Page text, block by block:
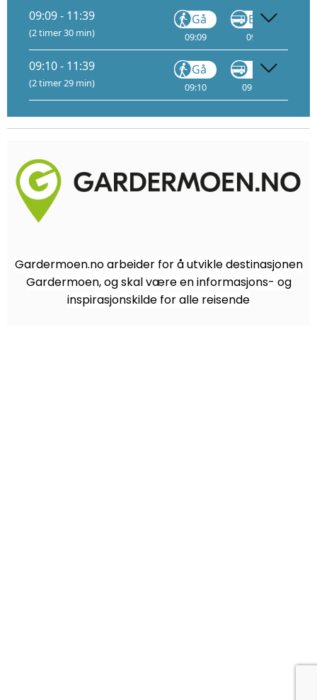
09:09 - 11:39
(2 timer 30 min)
Gå
09:09
Buss
09:10
09:10 - 11:39
(2 timer 29 min)
Gå
09:10
VY710
09:15
Gardermoen.no arbeider for å utvikle destinasjonen
Gardermoen, og skal være en informasjons- og
inspirasjonskilde for alle reisende